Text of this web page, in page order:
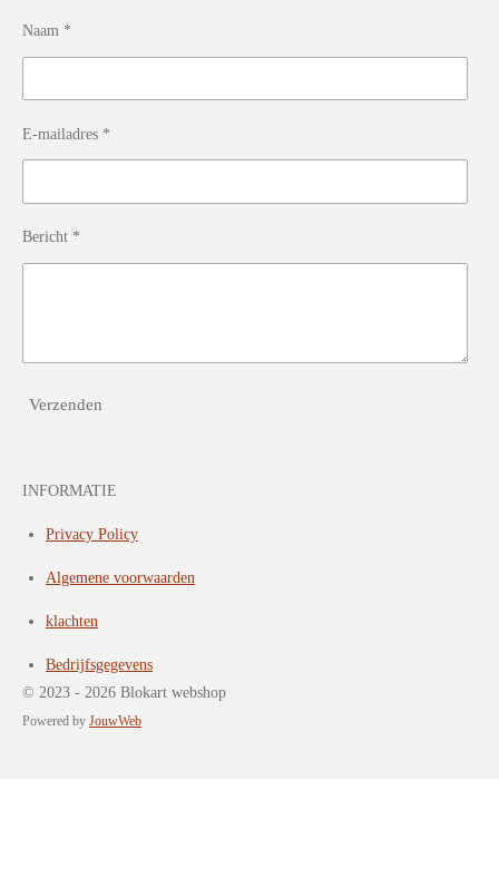
Naam *
E-mailadres *
Bericht *
Verzenden
INFORMATIE
Privacy Policy
Algemene voorwaarden
klachten
Bedrijfsgegevens
© 2023 - 2026 Blokart webshop
Powered by JouwWeb